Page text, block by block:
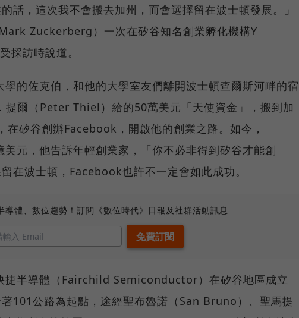
話，這次我不會搬去加州，而會選擇留在波士頓發展。」
Zuckerberg）一次在矽谷知名創業孵化機構Y
採訪時說道。
的佐克伯，和他的大學室友們離開波士頓查爾斯河畔的宿
提爾（Peter Thiel）給的50萬美元「天使資金」，搬到加
矽谷創辦Facebook，開啟他的創業之路。如今，
元，他告訴年輕創業家，「你不必非得到矽谷才能創
在波士頓，Facebook也許不一定會如此成功。
導體、數位趨勢！訂閱《數位時代》日報及社群活動訊息
捷半導體（Fairchild Semiconductor）在矽谷地區成立
101公路為起點，途經聖布魯諾（San Bruno）、聖馬提